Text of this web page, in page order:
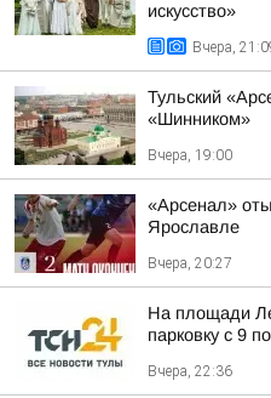
искусство»
Вчера,
Тульский
«Шинником»
Вчера, 19:00
«Арсенал»
Ярославле
Вчера, 20:27
На площади
парковку с 9
Вчера, 22:36